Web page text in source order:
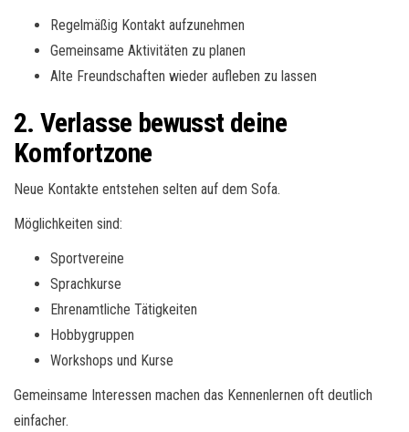
Regelmäßig Kontakt aufzunehmen
Gemeinsame Aktivitäten zu planen
Alte Freundschaften wieder aufleben zu lassen
2. Verlasse bewusst deine
Komfortzone
Neue Kontakte entstehen selten auf dem Sofa.
Möglichkeiten sind:
Sportvereine
Sprachkurse
Ehrenamtliche Tätigkeiten
Hobbygruppen
Workshops und Kurse
Gemeinsame Interessen machen das Kennenlernen oft deutlich
einfacher.